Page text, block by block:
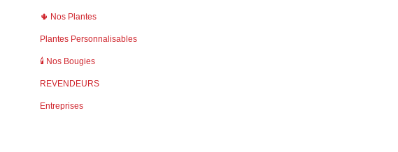
🌵 Nos Plantes
Plantes Personnalisables
🕯️ Nos Bougies
REVENDEURS
Entreprises